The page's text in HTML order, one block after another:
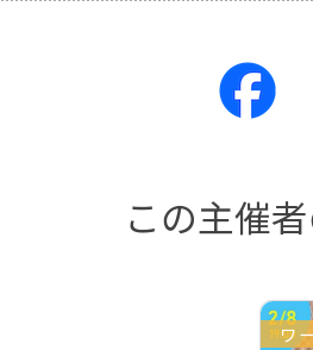
この主催
ワ